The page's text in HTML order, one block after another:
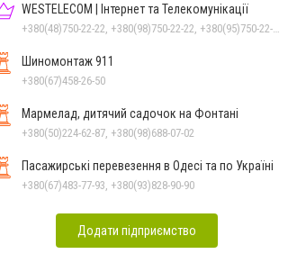
WESTELECOM | Інтернет та Телекомунікації
Шиномонтаж 911
+380(67)458-26-50
Мармелад, дитячий садочок на Фонтані
+380(50)224-62-87, +380(98)688-07-02
Пасажирські перевезення в Одесі та по Україні
+380(67)483-77-93, +380(93)828-90-90
Додати підприємство